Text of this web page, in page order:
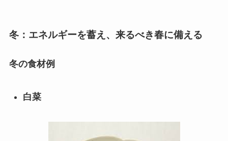
冬：エネルギーを蓄え、来るべき春に備える
冬の食材例
白菜